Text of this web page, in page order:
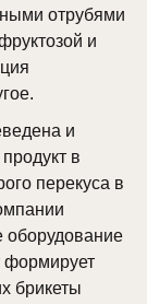
отрубями
и
и
в
перекуса в
оборудование
формирует
брикеты